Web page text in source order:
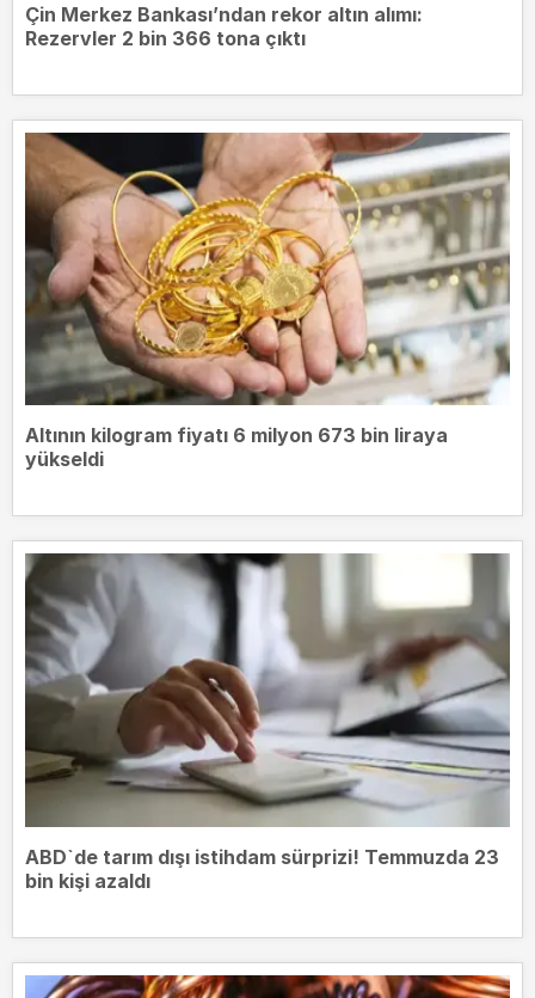
Çin Merkez Bankası’ndan rekor altın alımı:
Rezervler 2 bin 366 tona çıktı
Altının kilogram fiyatı 6 milyon 673 bin liraya
yükseldi
ABD`de tarım dışı istihdam sürprizi! Temmuzda 23
bin kişi azaldı